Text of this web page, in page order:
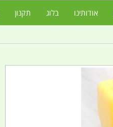
אודותינו בלוג תקנון